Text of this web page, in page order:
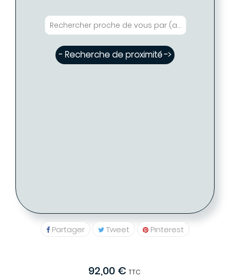
- Recherche de proximité ->
Partager Tweet Pinterest
92,00 € TTC